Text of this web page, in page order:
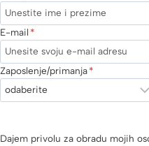
E-mail *
Zaposlenje/primanja *
Dajem privolu za obradu mojih